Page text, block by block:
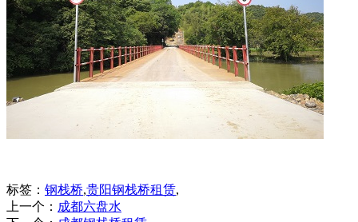
标签： 钢栈桥,贵阳钢栈桥租赁,
上一个： 成都六盘水